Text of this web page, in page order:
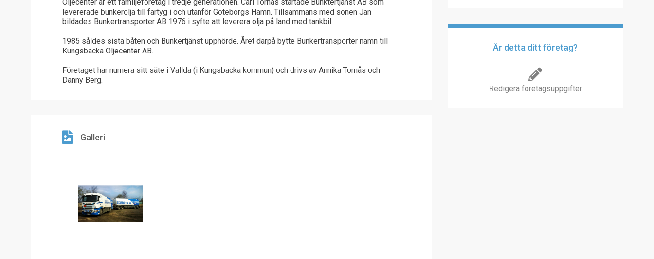
Oljecenter är ett familjeföretag i tredje generationen. Carl Tornås startade Bunktertjänst AB som
levererade bunkerolja till fartyg i och utanför Göteborgs Hamn. Tillsammans med sonen Jan
bildades Bunkertransporter AB 1976 i syfte att leverera olja på land med tankbil.
1985 såldes sista båten och Bunkertjänst upphörde. Året därpå bytte Bunkertransporter namn till
Kungsbacka Oljecenter AB.
Företaget har numera sitt säte i Vallda (i Kungsbacka kommun) och drivs av Annika Tornås och
Danny Berg.
Galleri
Är detta ditt företag?
Redigera företagsuppgifter